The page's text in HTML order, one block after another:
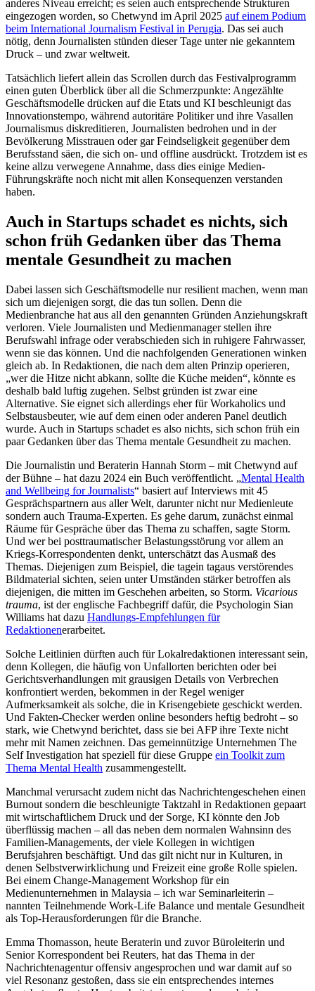
anderes Niveau erreicht; es seien auch entsprechende Strukturen
eingezogen worden, so Chetwynd im April 2025 auf einem Podium
beim International Journalism Festival in Perugia. Das sei auch
nötig, denn Journalisten stünden dieser Tage unter nie gekanntem
Druck – und zwar weltweit.
Tatsächlich liefert allein das Scrollen durch das Festivalprogramm
einen guten Überblick über all die Schmerzpunkte: Angezählte
Geschäftsmodelle drücken auf die Etats und KI beschleunigt das
Innovationstempo, während autoritäre Politiker und ihre Vasallen
Journalismus diskreditieren, Journalisten bedrohen und in der
Bevölkerung Misstrauen oder gar Feindseligkeit gegenüber dem
Berufsstand säen, die sich on- und offline ausdrückt. Trotzdem ist es
keine allzu verwegene Annahme, dass dies einige Medien-
Führungskräfte noch nicht mit allen Konsequenzen verstanden
haben.
Auch in Startups schadet es nichts, sich
schon früh Gedanken über das Thema
mentale Gesundheit zu machen
Dabei lassen sich Geschäftsmodelle nur resilient machen, wenn man
sich um diejenigen sorgt, die das tun sollen. Denn die
Medienbranche hat aus all den genannten Gründen Anziehungskraft
verloren. Viele Journalisten und Medienmanager stellen ihre
Berufswahl infrage oder verabschieden sich in ruhigere Fahrwasser,
wenn sie das können. Und die nachfolgenden Generationen winken
gleich ab. In Redaktionen, die nach dem alten Prinzip operieren,
„wer die Hitze nicht abkann, sollte die Küche meiden“, könnte es
deshalb bald luftig zugehen. Selbst gründen ist zwar eine
Alternative. Sie eignet sich allerdings eher für Workaholics und
Selbstausbeuter, wie auf dem einen oder anderen Panel deutlich
wurde. Auch in Startups schadet es also nichts, sich schon früh ein
paar Gedanken über das Thema mentale Gesundheit zu machen.
Die Journalistin und Beraterin Hannah Storm – mit Chetwynd auf
der Bühne – hat dazu 2024 ein Buch veröffentlicht. „Mental Health
and Wellbeing for Journalists“ basiert auf Interviews mit 45
Gesprächspartnern aus aller Welt, darunter nicht nur Medienleute
sondern auch Trauma-Experten. Es gehe darum, zunächst einmal
Räume für Gespräche über das Thema zu schaffen, sagte Storm.
Und wer bei posttraumatischer Belastungsstörung vor allem an
Kriegs-Korrespondenten denkt, unterschätzt das Ausmaß des
Themas. Diejenigen zum Beispiel, die tagein tagaus verstörendes
Bildmaterial sichten, seien unter Umständen stärker betroffen als
diejenigen, die mitten im Geschehen arbeiten, so Storm. Vicarious
trauma, ist der englische Fachbegriff dafür, die Psychologin Sian
Williams hat dazu Handlungs-Empfehlungen für
Redaktionenerarbeitet.
Solche Leitlinien dürften auch für Lokalredaktionen interessant sein,
denn Kollegen, die häufig von Unfallorten berichten oder bei
Gerichtsverhandlungen mit grausigen Details von Verbrechen
konfrontiert werden, bekommen in der Regel weniger
Aufmerksamkeit als solche, die in Krisengebiete geschickt werden.
Und Fakten-Checker werden online besonders heftig bedroht – so
stark, wie Chetwynd berichtet, dass sie bei AFP ihre Texte nicht
mehr mit Namen zeichnen. Das gemeinnützige Unternehmen The
Self Investigation hat speziell für diese Gruppe ein Toolkit zum
Thema Mental Health zusammengestellt.
Manchmal verursacht zudem nicht das Nachrichtengeschehen einen
Burnout sondern die beschleunigte Taktzahl in Redaktionen gepaart
mit wirtschaftlichem Druck und der Sorge, KI könnte den Job
überflüssig machen – all das neben dem normalen Wahnsinn des
Familien-Managements, der viele Kollegen in wichtigen
Berufsjahren beschäftigt. Und das gilt nicht nur in Kulturen, in
denen Selbstverwirklichung und Freizeit eine große Rolle spielen.
Bei einem Change-Management Workshop für ein
Medienunternehmen in Malaysia – ich war Seminarleiterin –
nannten Teilnehmende Work-Life Balance und mentale Gesundheit
als Top-Herausforderungen für die Branche.
Emma Thomasson, heute Beraterin und zuvor Büroleiterin und
Senior Korrespondent bei Reuters, hat das Thema in der
Nachrichtenagentur offensiv angesprochen und war damit auf so
viel Resonanz gestoßen, dass sie ein entsprechendes internes